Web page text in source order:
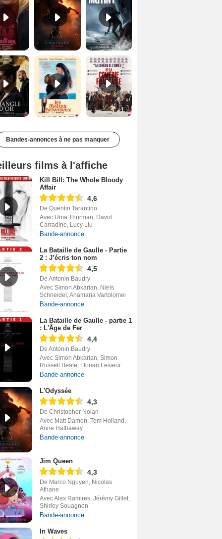
Les Matins merveilleux Bande-annonce VF De la Comédie-Française Teaser VF
Bandes-annonces à ne pas manquer
films à l'affiche
Kill Bill: The Whole Bloody
Affair
4,6
De Quentin Tarantino
Avec Uma Thurman, David
Carradine, Lucy Liu
Bande-annonce
La Bataille de Gaulle - Partie
2 : J’écris ton nom
4,5
De Antonin Baudry
Avec Simon Abkarian, Niels
Schneider, Anamaria Vartolomei
Bande-annonce
La Bataille de Gaulle - partie 1
: L'Âge de Fer
4,4
De Antonin Baudry
Avec Simon Abkarian, Simon
Russell Beale, Florian Lesieur
Bande-annonce
L'Odyssée
4,3
De Christopher Nolan
Avec Matt Damon, Tom Holland,
Anne Hathaway
Bande-annonce
Jim Queen
4,3
De Marco Nguyen, Nicolas
Athane
Avec Alex Ramires, Jérémy Gillet,
Shirley Souagnon
Bande-annonce
In Waves